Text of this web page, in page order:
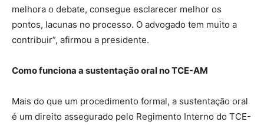
melhora o debate, consegue esclarecer melhor os
pontos, lacunas no processo. O advogado tem muito a
contribuir”, afirmou a presidente.
Como funciona a sustentação oral no TCE-AM
Mais do que um procedimento formal, a sustentação oral
é um direito assegurado pelo Regimento Interno do TCE-